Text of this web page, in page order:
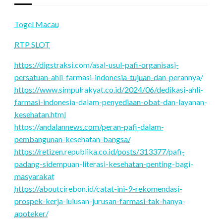
Togel Macau
RTP SLOT
https://digstraksi.com/asal-usul-pafi-organisasi-
persatuan-ahli-farmasi-indonesia-tujuan-dan-perannya/
https://www.simpulrakyat.co.id/2024/06/dedikasi-ahli-
farmasi-indonesia-dalam-penyediaan-obat-dan-layanan-
kesehatan.html
https://andalannews.com/peran-pafi-dalam-
pembangunan-kesehatan-bangsa/
https://retizen.republika.co.id/posts/313377/pafi-
padang-sidempuan-literasi-kesehatan-penting-bagi-
masyarakat
https://aboutcirebon.id/catat-ini-9-rekomendasi-
prospek-kerja-lulusan-jurusan-farmasi-tak-hanya-
apoteker/